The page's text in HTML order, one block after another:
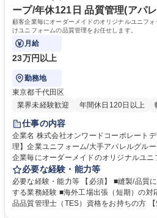
ープ/年休121日 品質管理(アパ
顧客企業毎にオーダーメイドのオリジナルユニフ
けユニフォームの品質管理をお任せします。
月給
23万円以上
勤務地
東京都千代田区
業界未経験歓迎
年間休日120日以上
仕事の内容
企業名 株式会社オンワードコーポレートデザイン 求人名 東
理】企業ユニフォーム/大手アパレルグループ/年休121
企業毎にオーダーメイドのオリジナルユ
て、法人向けユニフォームの品質管理をお任せします。
品質管理業務：量産仕様書の事前/最終チ
作成、工場検収/縫製指導、不良品発生時
トラブル対応、別寸/変更連絡対応、縫製/
必要な経験・能力等
必要な経験・能力等 【必須】 ■縫製/品質
する業務経験 ■海外工場出張（短期）の対応が可能な方
品品質管理士（TES）資格をお持ちの方